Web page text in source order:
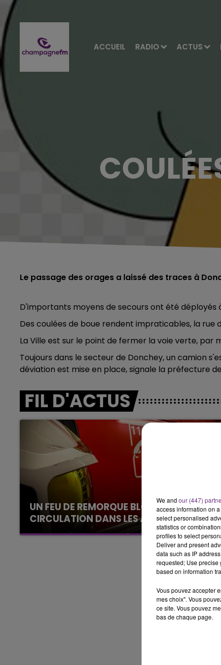
ACCUEIL RADIO ACTUS
14h00 - 15h00
LA RADIO POP
Le passage des orages a laissé des traces à
D'importants moyens de secours ont été
Des coulées de boue rendent impraticables, la rue
La Ville est sur le point de fermer la voie verte, par
Toujours dans le secteur de Donchey, un camion
déviation est mise en place, signale la préfecture
FIL D'ACTUS
UN FEU DE REMORQUE BLOQUE LA
CIRCULATION DANS LES ARDENNES
Un feu de remorque s'est déclaré ce mercredi
We and our (447)
access information on
select personalised
statistics or
profiles to select
Deliver and present
data such as IP
requested; Use precise
based on information
Vous pouvez accepter
mes choix". Vous
ce site. Vous pouvez
bas de chaque page.